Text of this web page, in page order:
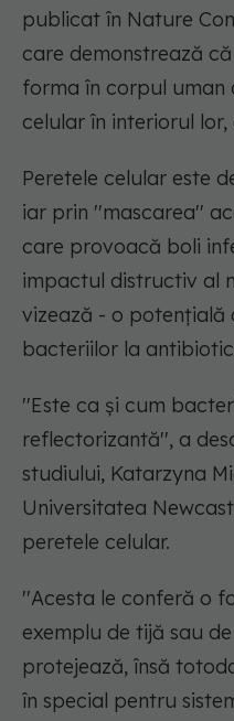
publicat în Nature
care demonstrează
forma în corpul uman
celular în interiorul
Peretele celular este
iar prin ''mascarea''
care provoacă boli
impactul distructiv al
vizează - o potenţială
bacteriilor la
''Este ca şi cum
reflectorizantă'', a
studiului, Katarzyna
Universitatea
peretele celular.
''Acesta le conferă o
exemplu de tijă sau
protejează, însă
în special pentru